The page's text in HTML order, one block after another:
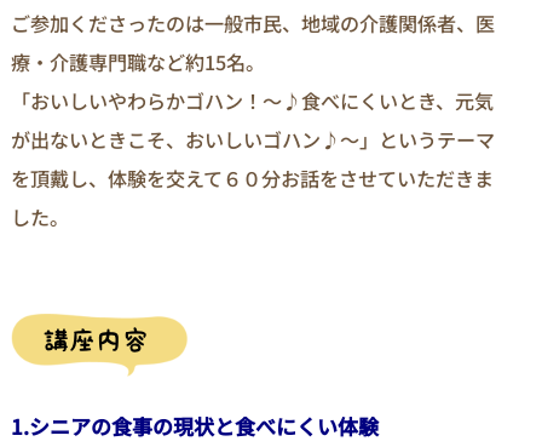
ご参加くださったのは一般市民、地域の介護関係者、医
療・介護専門職など約15名。
「おいしいやわらかゴハン！～♪食べにくいとき、元気
が出ないときこそ、おいしいゴハン♪～」というテーマ
を頂戴し、体験を交えて６０分お話をさせていただきま
した。
1.シニアの食事の現状と食べにくい体験